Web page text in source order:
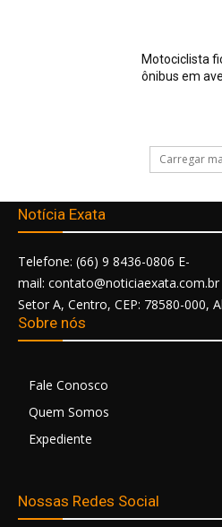
Motociclista
ônibus em
Carregar
Notícia Exata
Telefone: (66) 9 8436-0806 E-
mail: contato@noticiaexata.com.br
Setor A, Centro, CEP: 78580-000,
Sobre nós
Fale Conosco
Quem Somos
Expediente
Nossas Redes Social